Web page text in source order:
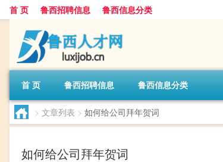
首 页 鲁西招聘信息 鲁西信息分类
首 页 鲁西招聘信息 鲁西信息分类
> 文章列表 > 如何给公司拜年贺词
如何给公司拜年贺词